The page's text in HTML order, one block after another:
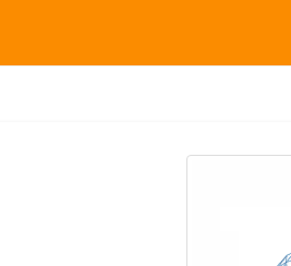
прекратява